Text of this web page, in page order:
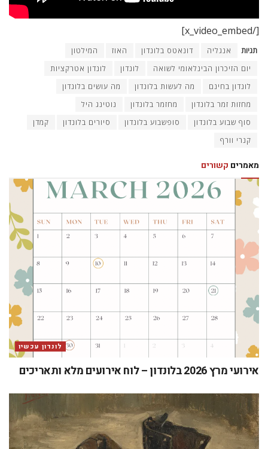
[/x_video_embed]
תגיות אנגליה דונאטס בלונדון האוז
המילטון
יום הזיכרון הבינלאומי לשואה
לונדון
לונדון אטרקציות
לונדון בחינם
מה לעשות בלונדון
מה עושים בלונדון
מחזות זמר בלונדון
מחזמר בלונדון
נוטינג היל
סוף שבוע בלונדון
סופשבוע בלונדון סיורים בלונדון
קמדן
קנרי וורף
מאמרים קשורים
לונדון עכשיו
אירועי מרץ 2026 בלונדון – לוח אירועים מלא ותאריכים